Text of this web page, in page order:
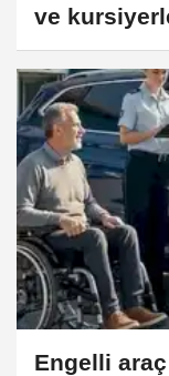
ve
kılavuzu
Engelli